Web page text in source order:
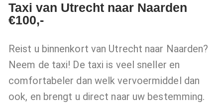
Taxi van Utrecht naar Naarden
€100,-
Reist u binnenkort van Utrecht naar Naarden?
Neem de taxi! De taxi is veel sneller en
comfortabeler dan welk vervoermiddel dan
ook, en brengt u direct naar uw bestemming.